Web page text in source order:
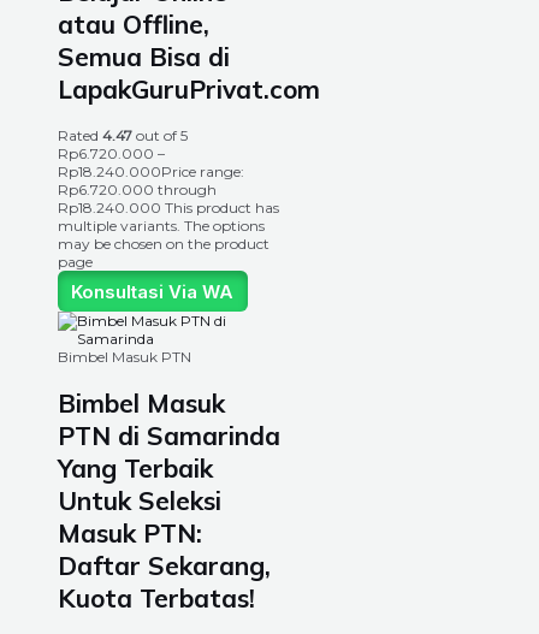
atau Offline,
Semua Bisa di
LapakGuruPrivat.com
Rated 4.47 out of 5
Rp6.720.000 –
Rp18.240.000Price range:
Rp6.720.000 through
Rp18.240.000 This product has
multiple variants. The options
may be chosen on the product
page
Konsultasi Via WA
Bimbel Masuk PTN
Bimbel Masuk
PTN di Samarinda
Yang Terbaik
Untuk Seleksi
Masuk PTN:
Daftar Sekarang,
Kuota Terbatas!